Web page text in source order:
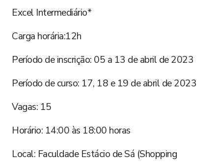
Excel Intermediário*
Carga horária:12h
Período de inscrição: 05 a 13 de abril de 2023
Período de curso: 17, 18 e 19 de abril de 2023
Vagas: 15
Horário: 14:00 às 18:00 horas
Local: Faculdade Estácio de Sá (Shopping